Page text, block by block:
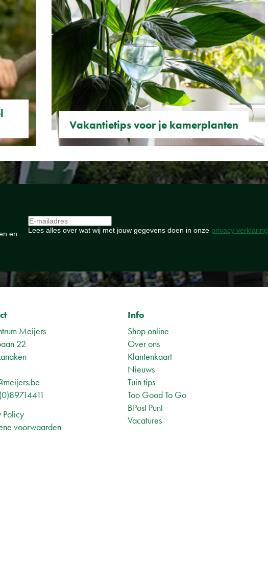
Vakantietips voor je kamerplanten
en
Lees alles over wat wij met jouw gegevens doen in onze privacy verklaring
Meijers
22
Policy
voorwaarden
Info
Shop online
Over ons
Klantenkaart
Nieuws
Tuin tips
Too Good To Go
BPost Punt
Vacatures